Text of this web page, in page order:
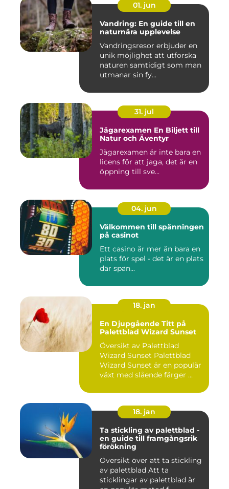
01. jun
Vandring: En guide till en
naturnära upplevelse
Vandringsresor erbjuder en
unik möjlighet att utforska
naturen samtidigt som man
utmanar sin fy...
31. jul
Jägarexamen En Biljett till
Natur och Äventyr
Jägarexamen är inte bara en
licens för att jaga, det är en
öppning till sve...
04. jun
Välkommen till spänningen
på casinot
Ett casino är mer än bara en
plats för spel - det är en plats
där spän...
18. jan
En Djupgående Titt på
Palettblad Wizard Sunset
Översikt av Palettblad
Wizard Sunset Palettblad
Wizard Sunset är en populär
växt med slående färger ...
18. jan
Ta stickling av palettblad -
en guide till framgångsrik
förökning
Översikt över att ta stickling
av palettblad Att ta
sticklingar av palettblad är